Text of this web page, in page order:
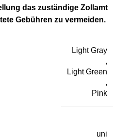
das zuständige Zollamt
Gebühren zu vermeiden.
Light Gray
,
Light Green
,
Pink
uni